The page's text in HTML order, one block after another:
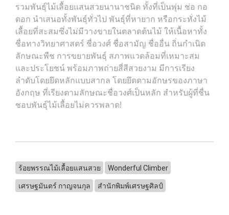
รวมพันธุ์ไม้เลื้อยแสนสวยนานาชนิด ทั้งที่เป็นพุ่ม ช่อ กอ
ดอก นำเสนอทั้งพันธุ์ทั่วไป พันธุ์ที่หายาก หรือกระทั่งไม้
เลื้อยที่สะสมซึ่งไม่มีวางขายในตลาดต้นไม้ ให้เนื้อหาทั้ง
ชื่อทางวิทยาศาสตร์ ชื่อวงศ์ ชื่อสามัญ ชื่ออื่น ถิ่นกำเนิด
ลักษณะพืช การขยายพันธุ์ สภาพแวดล้อมที่เหมาะสม
และประโยชน์ พร้อมภาพถ่ายสี่สีสวยงาม มีการเรียง
ลำดับโดยยึดหลักแบบสากล โดยยึดตามอักษรของภาษา
อังกฤษ ที่เรียงตามลักษณะชื่อวงศ์เป็นหลัก สำหรับผู้ที่ชื่น
ชอบพันธุ์ไม้เลื้อยไม่ควรพลาด!
ร้อยพรรณไม้เลื้อยแสนสวย Wonderful Climber
เศรษฐมันตร์ กาญจนกุล สำนักพิมพ์เศรษฐศิลป์